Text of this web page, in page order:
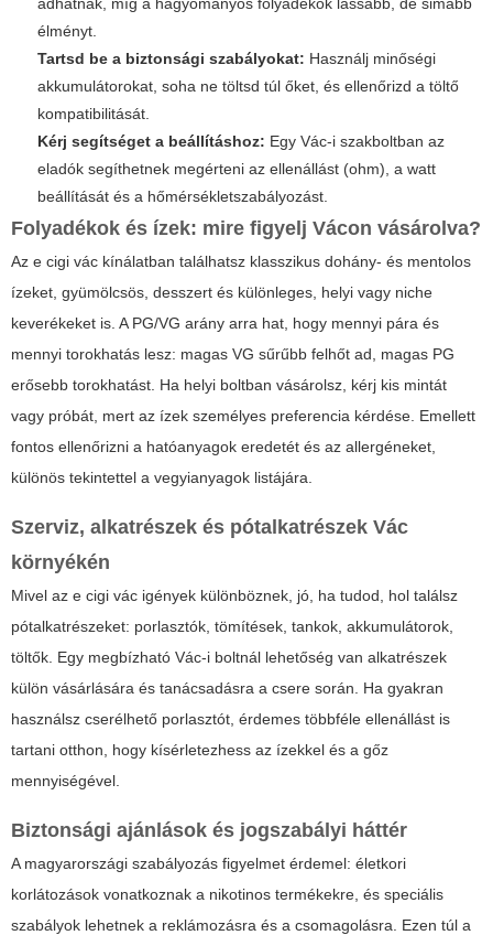
élményt.
Tartsd be a biztonsági szabályokat: Használj minőségi
akkumulátorokat, soha ne töltsd túl őket, és ellenőrizd a töltő
kompatibilitását.
Kérj segítséget a beállításhoz: Egy Vác-i szakboltban az
eladók segíthetnek megérteni az ellenállást (ohm), a watt
beállítását és a hőmérsékletszabályozást.
Folyadékok és ízek: mire figyelj Vácon vásárolva?
Az e cigi vác kínálatban találhatsz klasszikus dohány- és mentolos
ízeket, gyümölcsös, desszert és különleges, helyi vagy niche
keverékeket is. A PG/VG arány arra hat, hogy mennyi pára és
mennyi torokhatás lesz: magas VG sűrűbb felhőt ad, magas PG
erősebb torokhatást. Ha helyi boltban vásárolsz, kérj kis mintát
vagy próbát, mert az ízek személyes preferencia kérdése. Emellett
fontos ellenőrizni a hatóanyagok eredetét és az allergéneket,
különös tekintettel a vegyianyagok listájára.
Szerviz, alkatrészek és pótalkatrészek Vác
környékén
Mivel az e cigi vác igények különböznek, jó, ha tudod, hol találsz
pótalkatrészeket: porlasztók, tömítések, tankok, akkumulátorok,
töltők. Egy megbízható Vác-i boltnál lehetőség van alkatrészek
külön vásárlására és tanácsadásra a csere során. Ha gyakran
használsz cserélhető porlasztót, érdemes többféle ellenállást is
tartani otthon, hogy kísérletezhess az ízekkel és a gőz
mennyiségével.
Biztonsági ajánlások és jogszabályi háttér
A magyarországi szabályozás figyelmet érdemel: életkori
korlátozások vonatkoznak a nikotinos termékekre, és speciális
szabályok lehetnek a reklámozásra és a csomagolásra. Ezen túl a